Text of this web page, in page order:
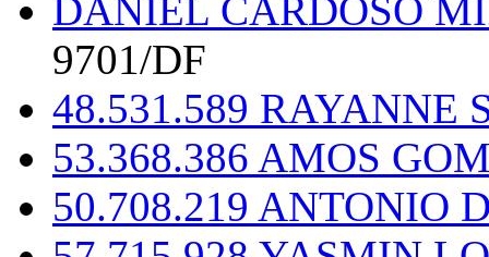
DANIEL CARDOSO
9701/DF
48.531.589 RAYANNE
53.368.386 AMOS
50.708.219 ANTONIO